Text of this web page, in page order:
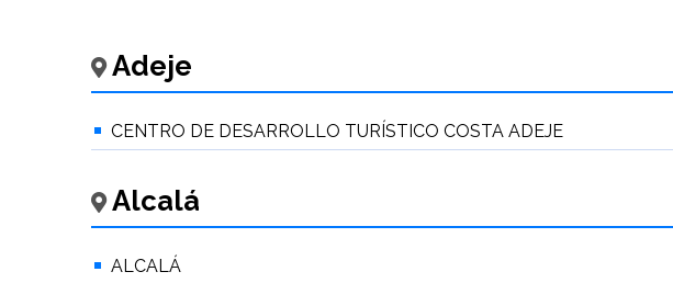
Adeje
CENTRO DE DESARROLLO TURÍSTICO COSTA ADEJE
Alcalá
ALCALÁ